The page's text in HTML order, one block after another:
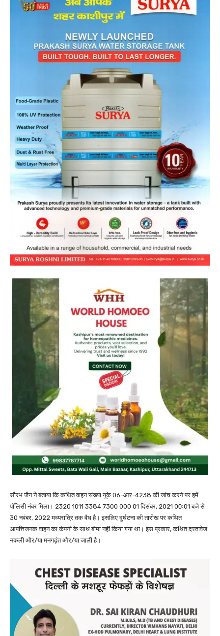
सौरभ जैन ने बताया कि कथित वाहन संख्या यूके 06-आर-4238 की जांच करने पर हमें
पॉलिसी नंबर मिला। 2320 1011 3384 7300 000 01 दिसंबर, 2021 00ः01 बजे से
30 नवंबर, 2022 मध्यरात्रि तक वैध है। इसलिए दुर्घटना की तारीख पर कथित
आपत्तिजनक वाहन का कंपनी के साथ बीमा नहीं किया गया था। इस प्रकार, कथित दस्तावेज
नकली और/या मनगढ़ंत और/या जाली है।